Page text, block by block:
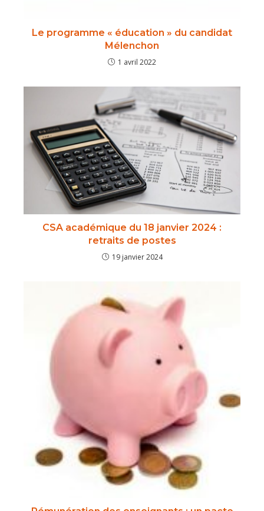
Le programme « éducation » du candidat
Mélenchon
1 avril 2022
CSA académique du 18 janvier 2024 :
retraits de postes
19 janvier 2024